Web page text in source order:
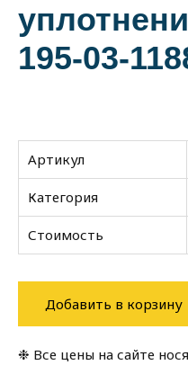
195-03-
Артикул
Категория
Стоимость
Добавить в корзину
❉ Все цены на сайте